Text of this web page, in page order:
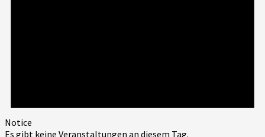
Notice
Es gibt keine Veranstaltungen an diesem Tag.